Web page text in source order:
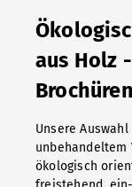
aus Holz
Brochüren
Unsere
unbehandeltem
ökologisch